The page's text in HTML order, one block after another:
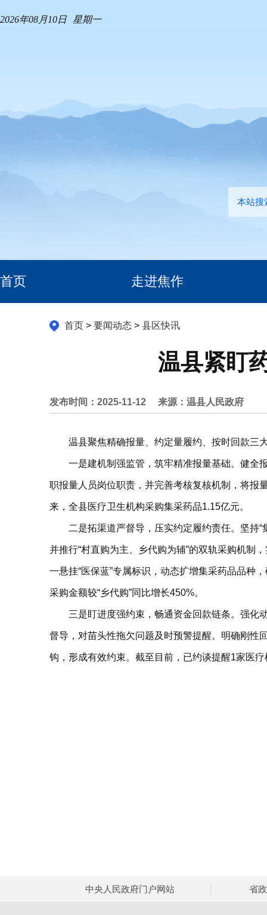
2026年08月10日 星期一
本站搜
首页 走进焦作
首页> 要闻动态> 县区快讯
温县紧盯
发布时间：2025-11-12 来源：温县人民政府
温县聚焦精确报量、约定量履约、按时回款三
一是建机制强监管，筑牢精准报量基础。健全
职报量人员岗位职责，并完善考核复核机制，将报
来，全县医疗卫生机构采购集采药品1.15亿元。
二是拓渠道严督导，压实约定履约责任。坚持
并推行“村直购为主、乡代购为辅”的双轨采购机制
一悬挂“医保蓝”专属标识，动态扩增集采药品品种
采购金额较“乡代购”同比增长450%。
三是盯进度强约束，畅通资金回款链条。强化
督导，对苗头性拖欠问题及时预警提醒。明确刚性
钩，形成有效约束。截至目前，已约谈提醒1家医疗
中央人民政府门户网站 省